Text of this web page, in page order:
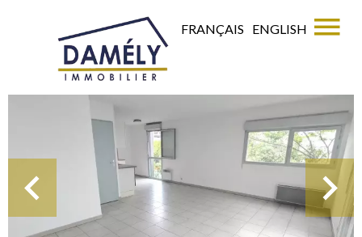
FRANÇAIS ENGLISH